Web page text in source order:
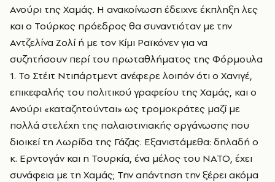
Ανούρι της Χαμάς. Η ανακοίνωση έδειχνε έκπληξη λες
και ο Τούρκος πρόεδρος θα συναντιόταν με την
Αντζελίνα Ζολί ή με τον Κίμι Ραϊκόνεν για να
συζητήσουν περί του πρωταθλήματος της Φόρμουλα
1. Το Στέιτ Ντιπάρτμεντ ανέφερε λοιπόν ότι ο Χανιγέ,
επικεφαλής του πολιτικού γραφείου της Χαμάς, και ο
Ανούρι «καταζητούνται» ως τρομοκράτες μαζί με
πολλά στελέχη της παλαιστινιακής οργάνωσης που
διοικεί τη Λωρίδα της Γάζας. Εξανιστάμεθα: δηλαδή ο
κ. Ερντογάν και η Τουρκία, ένα μέλος του ΝΑΤΟ, έχει
συνάφεια με τη Χαμάς; Την απάντηση την ξέρει ακόμα